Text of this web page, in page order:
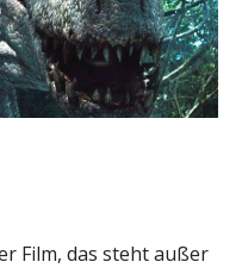
Film, das steht außer